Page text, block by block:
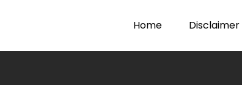
Home Disclaimer